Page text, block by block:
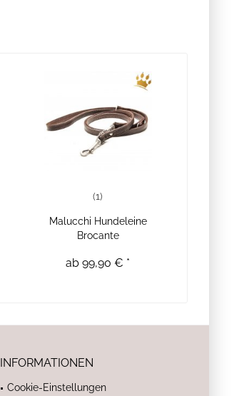
(1)
Malucchi Hundeleine
Brocante
ab 99,90 € *
INFORMATIONEN
Cookie-Einstellungen